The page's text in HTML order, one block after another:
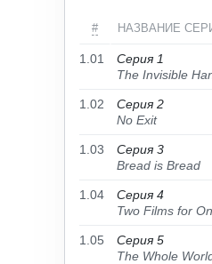
# НАЗВАНИЕ
1.01
Серия 1
The Invisible
1.02
Серия 2
No Exit
1.03
Серия 3
Bread is Bread
1.04
Серия 4
Two Films for
1.05
Серия 5
The Whole